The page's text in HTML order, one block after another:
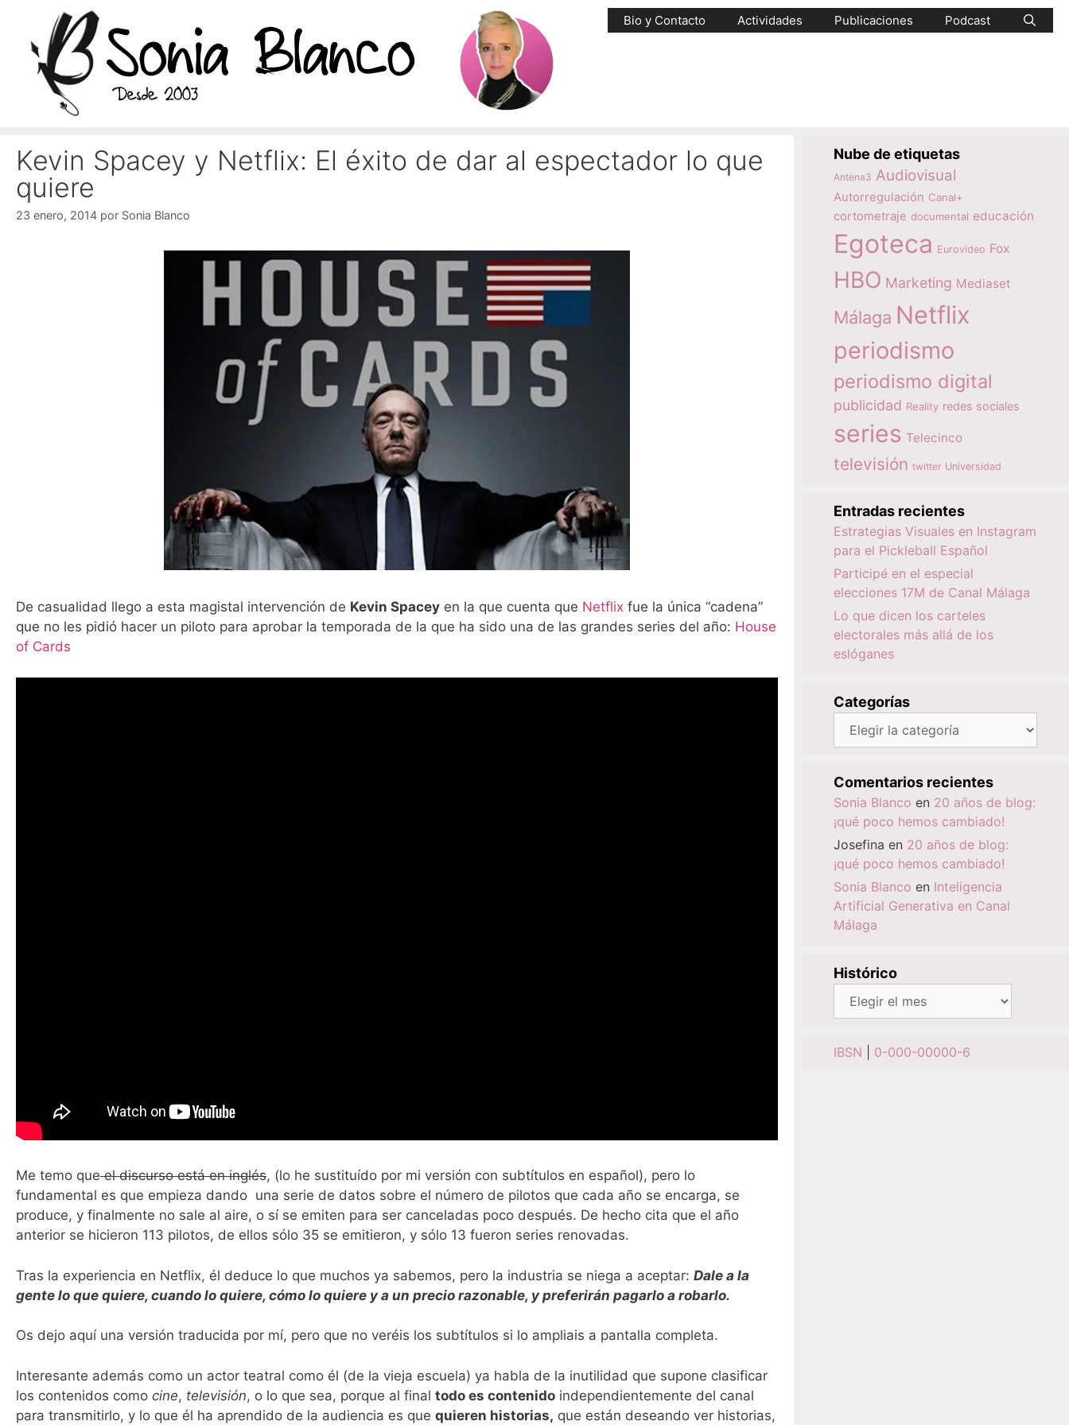
contenido
Bio y Contacto Actividades Publicaciones Podcast
Kevin Spacey y Netflix: El éxito de dar al espectador lo que
quiere
23 enero, 2014 por Sonia Blanco
De casualidad llego a esta magistal intervención de Kevin Spacey en la que cuenta que Netflix fue la única “cadena”
que no les pidió hacer un piloto para aprobar la temporada de la que ha sido una de las grandes series del año: House
of Cards
Me temo queel discurso está en inglés, (lo he sustituído por mi versión con subtítulos en español), pero lo
fundamental es que empieza dando una serie de datos sobre el número de pilotos que cada año se encarga, se
produce, y finalmente no sale al aire, o sí se emiten para ser canceladas poco después. De hecho cita que el año
anterior se hicieron 113 pilotos, de ellos sólo 35 se emitieron, y sólo 13 fueron series renovadas.
Tras la experiencia en Netflix, él deduce lo que muchos ya sabemos, pero la industria se niega a aceptar: Dale a la
gente lo que quiere, cuando lo quiere, cómo lo quiere y a un precio razonable, y preferirán pagarlo a robarlo.
Os dejo aquí una versión traducida por mí, pero que no veréis los subtítulos si lo ampliais a pantalla completa.
Interesante además como un actor teatral como él (de la vieja escuela) ya habla de la inutilidad que supone clasificar
los contenidos como cine, televisión, o lo que sea, porque al final todo es contenido independientemente del canal
para transmitirlo, y lo que él ha aprendido de la audiencia es que quieren historias, que están deseando ver historias,
Nube de etiquetas
Antena3 Audiovisual
Autorregulación Canal+
cortometraje documental educación
Egoteca Eurovideo Fox
HBO Marketing Mediaset
Málaga Netflix
periodismo
periodismo digital
publicidad Reality redes sociales
series Telecinco
televisión twitter Universidad
Entradas recientes
Estrategias Visuales en Instagram
para el Pickleball Español
Participé en el especial
elecciones 17M de Canal Málaga
Lo que dicen los carteles
electorales más allá de los
eslóganes
Categorías
Categorías
Comentarios recientes
Sonia Blanco en 20 años de blog:
¡qué poco hemos cambiado!
Josefina en 20 años de blog:
¡qué poco hemos cambiado!
Sonia Blanco en Inteligencia
Artificial Generativa en Canal
Málaga
Histórico
Histórico
IBSN 0-000-00000-6